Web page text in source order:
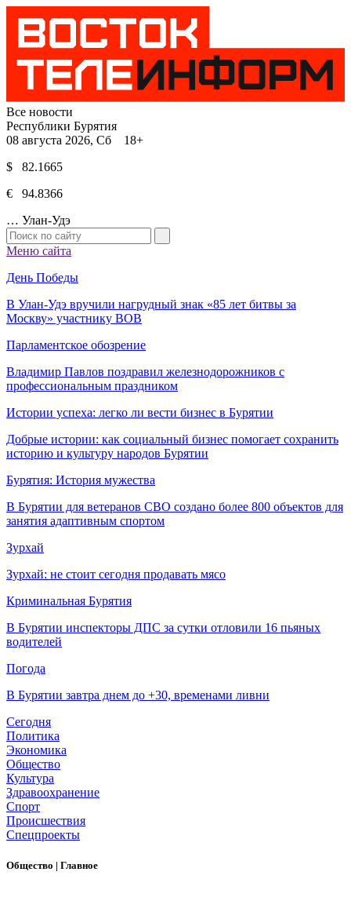
Все новости
Республики Бурятия
08 августа 2026, Сб 18+
$ 82.1665
€ 94.8366
… Улан-Удэ
Меню сайта
День Победы
В Улан-Удэ вручили нагрудный знак «85 лет битвы за
Москву» участнику ВОВ
Парламентское обозрение
Владимир Павлов поздравил железнодорожников с
профессиональным праздником
Истории успеха: легко ли вести бизнес в Бурятии
Добрые истории: как социальный бизнес помогает сохранить
историю и культуру народов Бурятии
Бурятия: История мужества
В Бурятии для ветеранов СВО создано более 800 объектов для
занятия адаптивным спортом
Зурхай
Зурхай: не стоит сегодня продавать мясо
Криминальная Бурятия
В Бурятии инспекторы ДПС за сутки отловили 16 пьяных
водителей
Погода
В Бурятии завтра днем до +30, временами ливни
Сегодня
Политика
Экономика
Общество
Культура
Здравоохранение
Спорт
Происшествия
Спецпроекты
Общество | Главное